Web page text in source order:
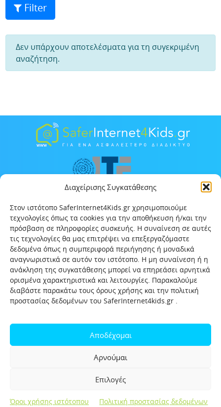
Διαχείρισης Συγκατάθεσης
Στον ιστότοπο SaferInternet4Kids.gr χρησιμοποιούμε
τεχνολογίες όπως τα cookies για την αποθήκευση ή/και την
πρόσβαση σε πληροφορίες συσκευής. Η συναίνεση σε αυτές
τις τεχνολογίες θα μας επιτρέψει να επεξεργαζόμαστε
δεδομένα όπως η συμπεριφορά περιήγησης ή μοναδικά
αναγνωριστικά σε αυτόν τον ιστότοπο. Η μη συναίνεση ή η
ανάκληση της συγκατάθεσης μπορεί να επηρεάσει αρνητικά
ορισμένα χαρακτηριστικά και λειτουργίες. Παρακαλούμε
διαβάστε παρακάτω τους όρους χρήσης και την πολιτική
προστασίας δεδομένων του SaferInternet4kids.gr .
Αποδέχομαι
Αρνούμαι
Επιλογές
Όροι χρήσης ιστότοπου Πολιτική προστασίας δεδομένων
Filter
Δεν υπάρχουν αποτελέσματα για τη συγεκριμένη
αναζήτηση.
Πολιτική προστασίας δεδομένων
Πολιτική Προστασίας Παιδιών και Εφήβων
Όροι χρήσης
Help-Line
Σελίδα αναφορών για παιδιά